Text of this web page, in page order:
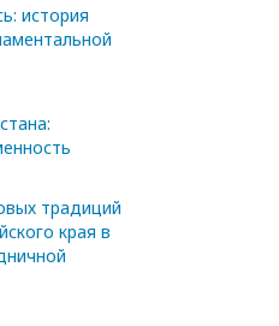
история
традиций
края в